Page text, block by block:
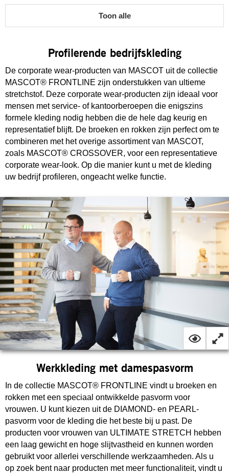
Toon alle
Profilerende bedrijfskleding
De corporate wear-producten van MASCOT uit de collectie
MASCOT® FRONTLINE zijn onderstukken van ultieme
stretchstof. Deze corporate wear-producten zijn ideaal voor
mensen met service- of kantoorberoepen die enigszins
formele kleding nodig hebben die de hele dag keurig en
representatief blijft. De broeken en rokken zijn perfect om te
combineren met het overige assortiment van MASCOT,
zoals MASCOT® CROSSOVER, voor een representatieve
corporate wear-look. Op die manier kunt u met de kleding
uw bedrijf profileren, ongeacht welke functie.
Werkkleding met damespasvorm
In de collectie MASCOT® FRONTLINE vindt u broeken en
rokken met een speciaal ontwikkelde pasvorm voor
vrouwen. U kunt kiezen uit de DIAMOND- en PEARL-
pasvorm voor de kleding die het beste bij u past. De
producten voor vrouwen van ULTIMATE STRETCH hebben
een laag gewicht en hoge slijtvastheid en kunnen worden
gebruikt voor allerlei verschillende werkzaamheden. Als u
op zoek bent naar producten met meer functionaliteit, vindt u